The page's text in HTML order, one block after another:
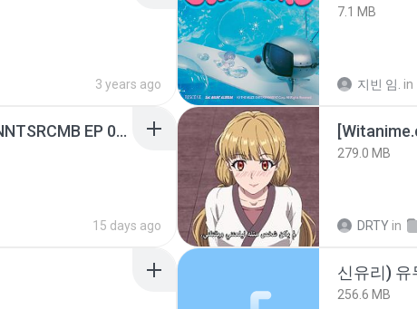
3 years ago
7.1 MB
지빈 임. in
[Witanime.com] RKNGMNNTSRCMB EP 05 HD.mp4
15 days ago
279.0 MB
DRTY in
신유리)
256.6 MB